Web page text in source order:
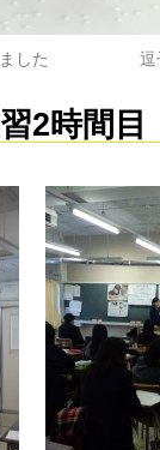
した 逗
2時間目